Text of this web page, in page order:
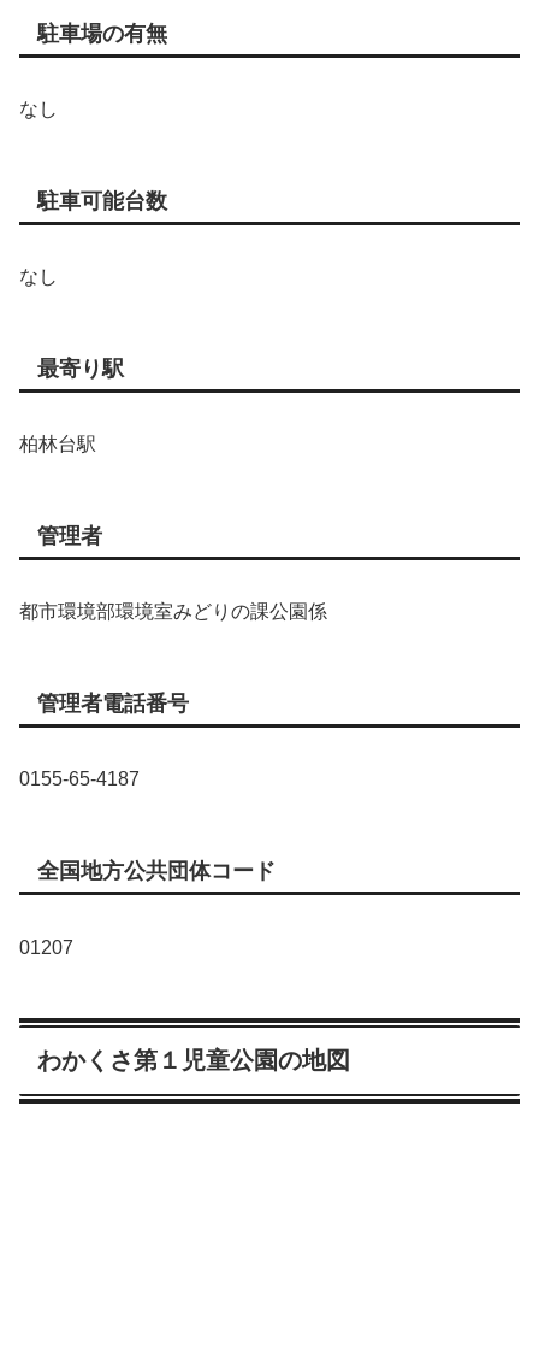
駐車場の有無
なし
駐車可能台数
なし
最寄り駅
柏林台駅
管理者
都市環境部環境室みどりの課公園係
管理者電話番号
0155-65-4187
全国地方公共団体コード
01207
わかくさ第１児童公園の地図